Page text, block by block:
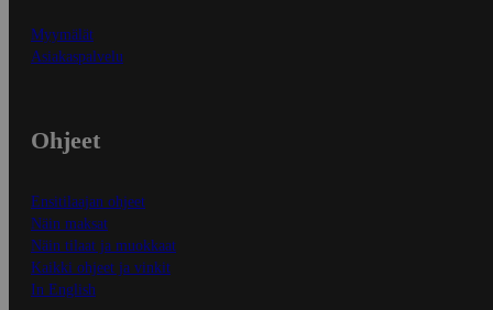
Myymälät
Asiakaspalvelu
Ohjeet
Ensitilaajan ohjeet
Näin maksat
Näin tilaat ja muokkaat
Kaikki ohjeet ja vinkit
In English